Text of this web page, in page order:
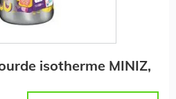
isotherme MINIZ,